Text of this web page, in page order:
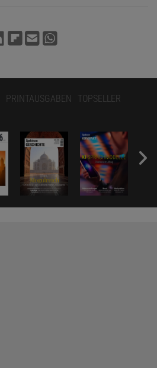
PRINTAUSGABEN TOPSELLER